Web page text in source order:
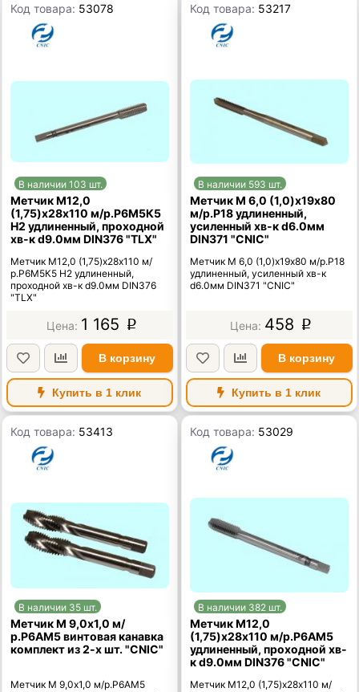
Код товара: 53078
В наличии 103 шт.
Метчик М12,0
(1,75)х28х110 м/р.Р6М5К5
H2 удлиненный, проходной
хв-к d9.0мм DIN376 "TLX"
Метчик М12,0 (1,75)х28х110 м/
р.Р6М5К5 H2 удлиненный,
проходной хв-к d9.0мм DIN376
"TLX"
1 165 p
В корзину
Купить в 1 клик
Код товара: 53217
В наличии 593 шт.
Метчик М 6,0 (1,0)х19х80
м/р.Р18 удлиненный,
усиленный хв-к d6.0мм
DIN371 "CNIC"
Метчик М 6,0 (1,0)х19х80 м/р.Р18
удлиненный, усиленный хв-к
d6.0мм DIN371 "CNIC"
458 p
В корзину
Купить в 1 клик
Код товара: 53413
В наличии 35 шт.
Метчик М 9,0х1,0 м/
р.Р6АМ5 винтовая канавка
комплект из 2-х шт. "CNIC"
Метчик М 9,0х1,0 м/р.Р6АМ5
Код товара: 53029
В наличии 382 шт.
Метчик М12,0
(1,75)х28х110 м/р.Р6АМ5
удлиненный, проходной хв-
к d9.0мм DIN376 "CNIC"
Метчик М12,0 (1,75)х28х110 м/